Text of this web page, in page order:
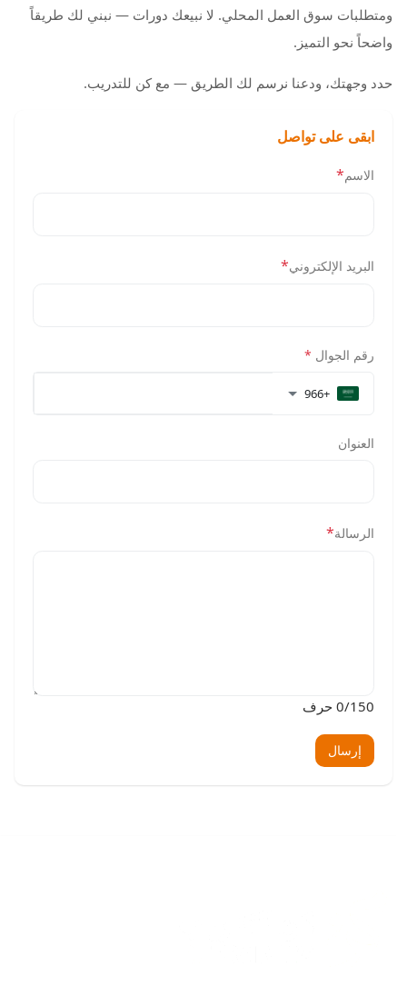
ومتطلبات سوق العمل المحلي. لا نبيعك دورات — نبني لك طريقاً
واضحاً نحو التميز.
حدد وجهتك، ودعنا نرسم لك الطريق — مع كن للتدريب.
ابقى على تواصل
الاسم*
البريد الإلكتروني*
رقم الجوال *
+966
العنوان
الرسالة*
0/150 حرف
إرسال